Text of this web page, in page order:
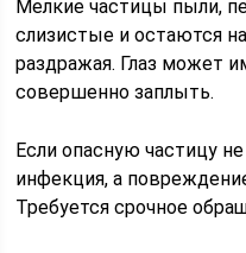
Мелкие частицы пыли,
слизистые и остаются
раздражая. Глаз может
совершенно заплыть.
Если опасную частицу
инфекция, а
Требуется срочное